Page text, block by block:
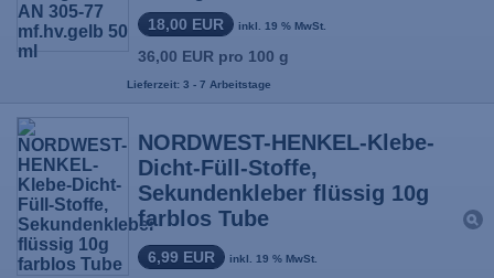
18,00 EUR inkl. 19 % MwSt.
36,00 EUR pro 100 g
Lieferzeit: 3 - 7 Arbeitstage
NORDWEST-HENKEL-Klebe-
Dicht-Füll-Stoffe,
Sekundenkleber flüssig 10g
farblos Tube
6,99 EUR inkl. 19 % MwSt.